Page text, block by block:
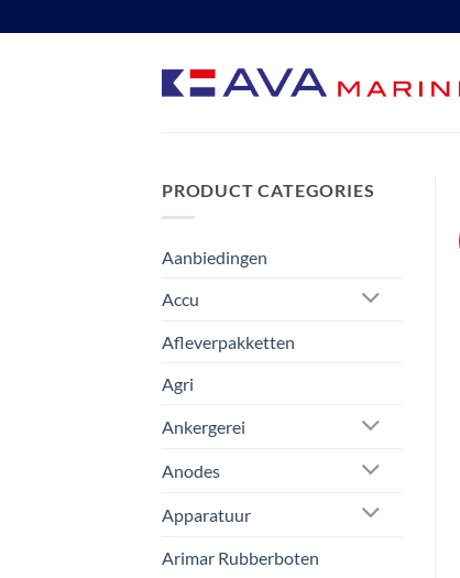
naar
PRODUCT CATEGORIES
Aanbiedingen
Accu
Afleverpakketten
Agri
Ankergerei
Anodes
Apparatuur
Arimar Rubberboten